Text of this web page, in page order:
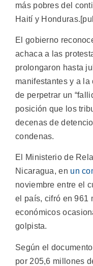
más pobres del
Haití y
El gobierno
achaca a las
prolongaron hasta
manifestantes y a
de perpetrar un
posición que los
decenas de
condenas.
El Ministerio de
Nicaragua, en un
noviembre entre el
el país, cifró en 961
económicos
golpista.
Según el
por 205,6 millones